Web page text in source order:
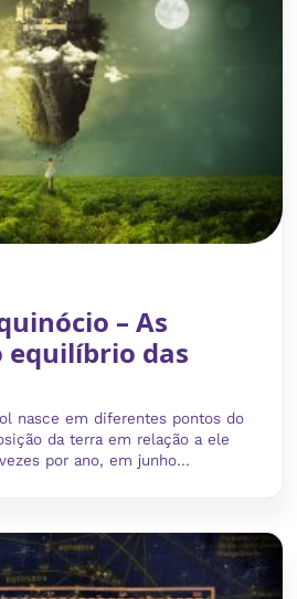
– As
equilíbrio das
nasce em diferentes pontos do
da terra em relação a ele
por ano, em junho...